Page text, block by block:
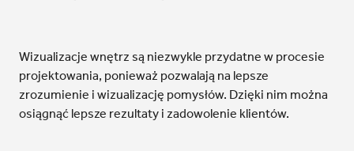
Wizualizacje wnętrz są niezwykle przydatne w procesie
projektowania, ponieważ pozwalają na lepsze
zrozumienie i wizualizację pomysłów. Dzięki nim można
osiągnąć lepsze rezultaty i zadowolenie klientów.